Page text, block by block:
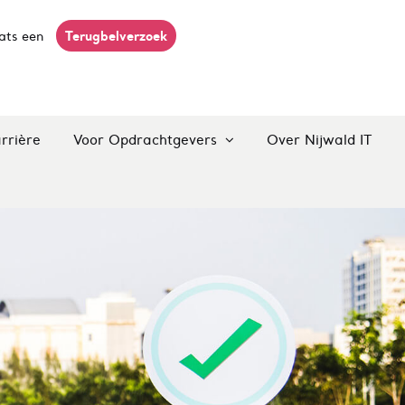
een Terugbelverzoek
Voor Opdrachtgevers Over Nijwald IT